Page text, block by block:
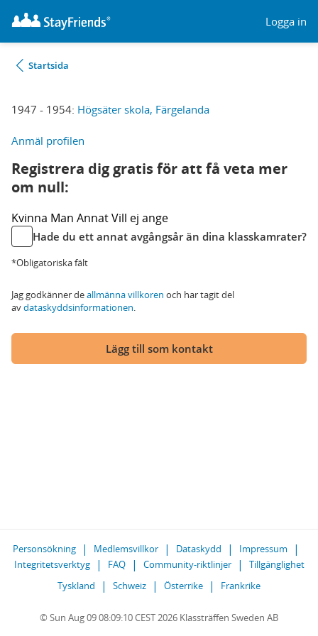
Logga in
Startsida
1947 - 1954: Högsäter skola, Färgelanda
Anmäl profilen
Registrera dig gratis för att få veta mer
om null:
Kvinna Man AnnatVill ej ange
Hade du ett annat avgångsår än dina klasskamrater?
*Obligatoriska fält
Jag godkänner deallmänna villkoren och har tagit del
avdataskyddsinformationen.
Lägg till som kontakt
Personsökning Medlemsvillkor Dataskydd
Impressum
Integritetsverktyg
FAQ Community-riktlinjer
Tillgänglighet
Tyskland
Schweiz Österrike Frankrike
© Sun Aug 09 08:09:10 CEST 2026 Klassträffen Sweden AB